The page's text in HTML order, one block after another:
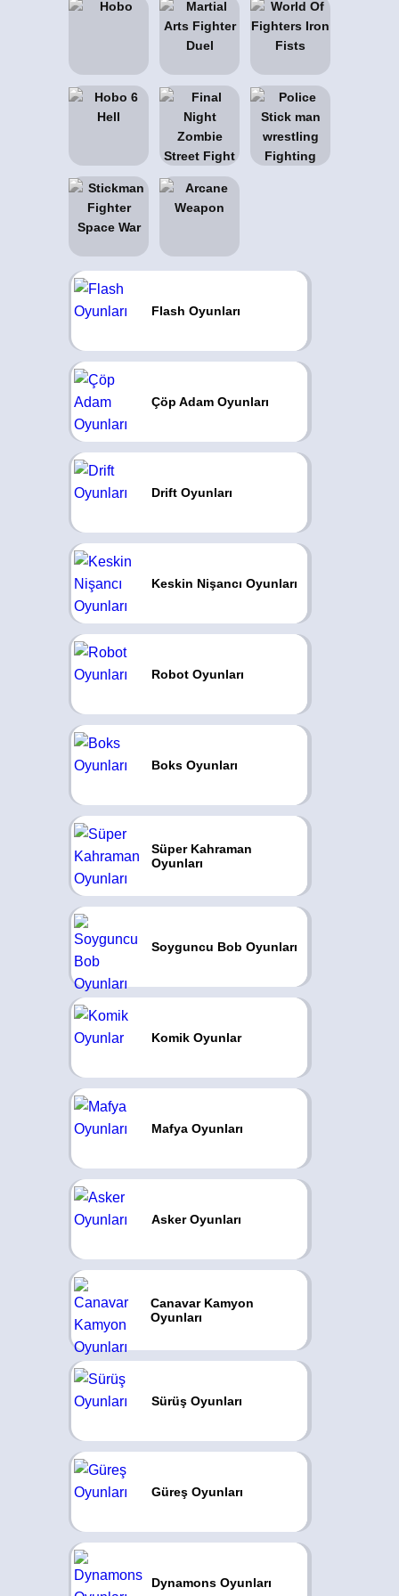
Flash Oyunları
Çöp Adam Oyunları
Drift Oyunları
Keskin Nişancı Oyunları
Robot Oyunları
Boks Oyunları
Süper Kahraman
Oyunları
Soyguncu Bob Oyunları
Komik Oyunlar
Mafya Oyunları
Asker Oyunları
Canavar Kamyon
Oyunları
Sürüş Oyunları
Güreş Oyunları
Dynamons Oyunları